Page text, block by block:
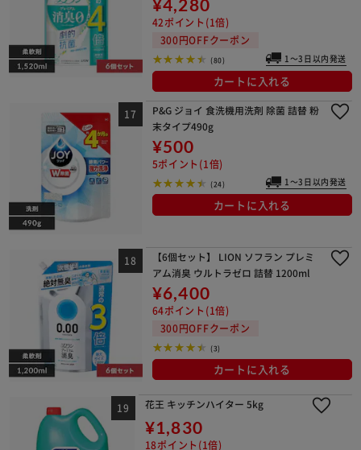
¥4,280
42ポイント(1倍)
300円OFFクーポン
(80) 1～3日以内発送
カートに入れる
P&G ジョイ 食洗機用洗剤 除菌 詰替 粉
末タイプ490g
¥500
5ポイント(1倍)
(24) 1～3日以内発送
カートに入れる
【6個セット】 LION ソフラン プレミ
アム消臭 ウルトラゼロ 詰替 1200ml
¥6,400
64ポイント(1倍)
300円OFFクーポン
(3)
カートに入れる
花王 キッチンハイター 5kg
¥1,830
18ポイント(1倍)